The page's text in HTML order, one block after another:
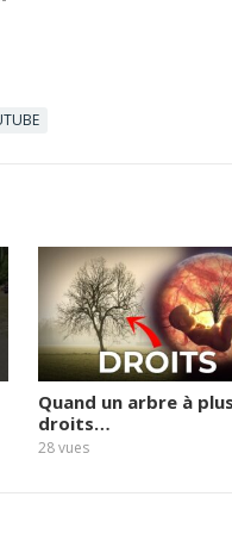
Quand un arbre à
droits…
28vues